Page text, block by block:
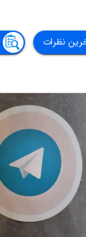
نظرات